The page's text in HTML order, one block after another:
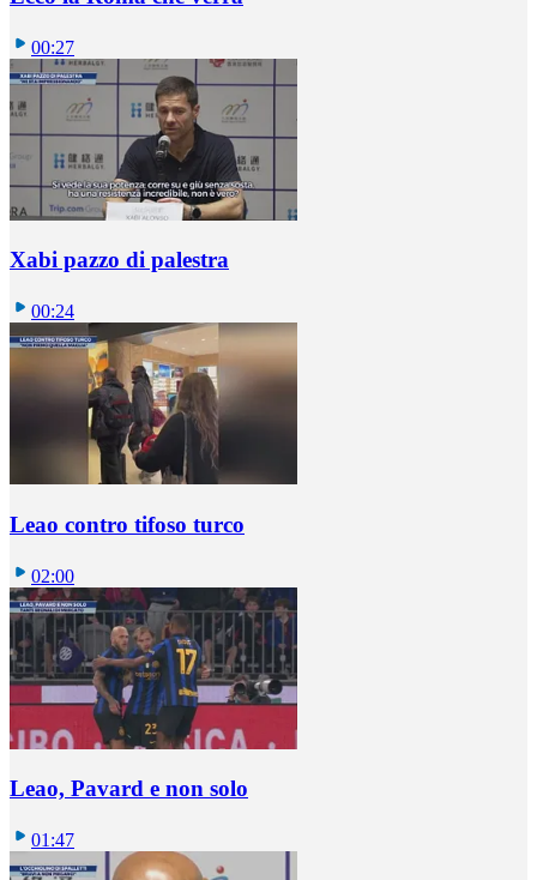
00:27
Xabi pazzo di palestra
00:24
Leao contro tifoso turco
02:00
Leao, Pavard e non solo
01:47